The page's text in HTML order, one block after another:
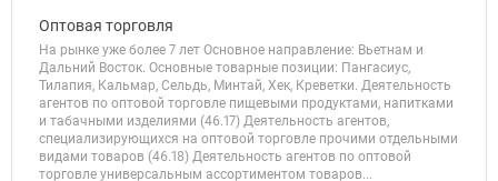
Оптовая торговля
На рынке уже более 7 лет Основное направление: Вьетнам и
Дальний Восток. Основные товарные позиции: Пангасиус,
Тилапия, Кальмар, Сельдь, Минтай, Хек, Креветки. Деятельность
агентов по оптовой торговле пищевыми продуктами, напитками
и табачными изделиями (46.17) Деятельность агентов,
специализирующихся на оптовой торговле прочими отдельными
видами товаров (46.18) Деятельность агентов по оптовой
торговле универсальным ассортиментом товаров...